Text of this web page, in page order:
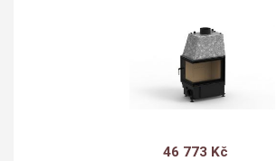
46 773 Kč